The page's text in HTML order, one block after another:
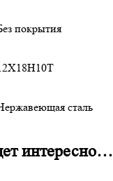
покрытия
сталь
интересно…